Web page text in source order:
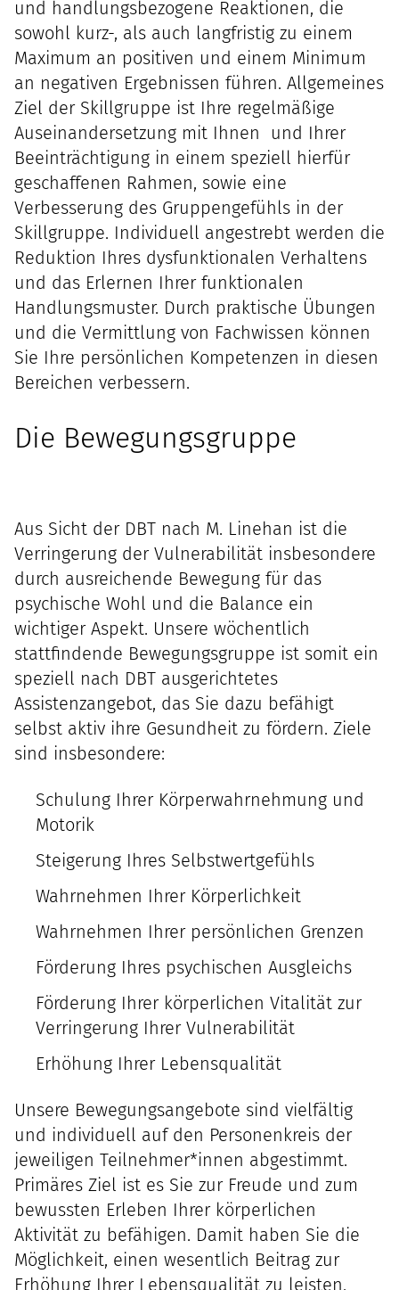
und handlungsbezogene Reaktionen, die
sowohl kurz-, als auch langfristig zu einem
Maximum an positiven und einem Minimum
an negativen Ergebnissen führen. Allgemeines
Ziel der Skillgruppe ist Ihre regelmäßige
Auseinandersetzung mit Ihnen und Ihrer
Beeinträchtigung in einem speziell hierfür
geschaffenen Rahmen, sowie eine
Verbesserung des Gruppengefühls in der
Skillgruppe. Individuell angestrebt werden die
Reduktion Ihres dysfunktionalen Verhaltens
und das Erlernen Ihrer funktionalen
Handlungsmuster. Durch praktische Übungen
und die Vermittlung von Fachwissen können
Sie Ihre persönlichen Kompetenzen in diesen
Bereichen verbessern.
Die Bewegungsgruppe
Aus Sicht der DBT nach M. Linehan ist die
Verringerung der Vulnerabilität insbesondere
durch ausreichende Bewegung für das
psychische Wohl und die Balance ein
wichtiger Aspekt. Unsere wöchentlich
stattfindende Bewegungsgruppe ist somit ein
speziell nach DBT ausgerichtetes
Assistenzangebot, das Sie dazu befähigt
selbst aktiv ihre Gesundheit zu fördern. Ziele
sind insbesondere:
Schulung Ihrer Körperwahrnehmung und
Motorik
Steigerung Ihres Selbstwertgefühls
Wahrnehmen Ihrer Körperlichkeit
Wahrnehmen Ihrer persönlichen Grenzen
Förderung Ihres psychischen Ausgleichs
Förderung Ihrer körperlichen Vitalität zur
Verringerung Ihrer Vulnerabilität
Erhöhung Ihrer Lebensqualität
Unsere Bewegungsangebote sind vielfältig
und individuell auf den Personenkreis der
jeweiligen Teilnehmer*innen abgestimmt.
Primäres Ziel ist es Sie zur Freude und zum
bewussten Erleben Ihrer körperlichen
Aktivität zu befähigen. Damit haben Sie die
Möglichkeit, einen wesentlich Beitrag zur
Erhöhung Ihrer Lebensqualität zu leisten.